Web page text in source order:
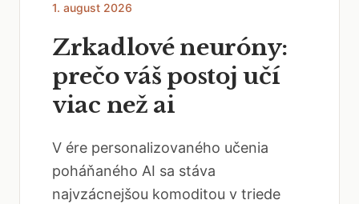
1. august 2026
Zrkadlové neuróny:
prečo váš postoj učí
viac než ai
V ére personalizovaného učenia
poháňaného AI sa stáva
najvzácnejšou komoditou v triede